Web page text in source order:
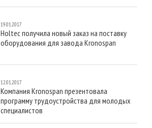
19.01.2017
Holtec получила новый заказ на поставку
оборудования для завода Kronospan
12.01.2017
Компания Kronospan презентовала
программу трудоустройства для молодых
специалистов